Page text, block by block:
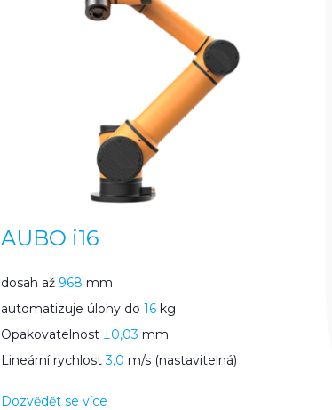
AUBO i16
dosah až 968 mm
automatizuje úlohy do16 kg
Opakovatelnost ±0,03 mm
Lineární rychlost3,0 m/s (nastavitelná)
Dozvědět se více